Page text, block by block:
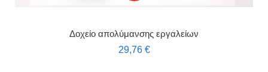
Δοχείο απολύμανσης εργαλείων
29,76 €